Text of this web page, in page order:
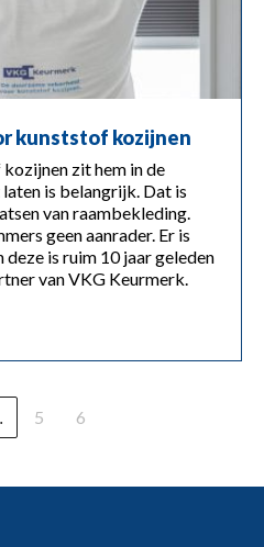
kunststof kozijnen
zit hem in de
is belangrijk. Dat is
van raambekleding.
geen aanrader. Er is
is ruim 10 jaar geleden
van VKG Keurmerk.
5 6